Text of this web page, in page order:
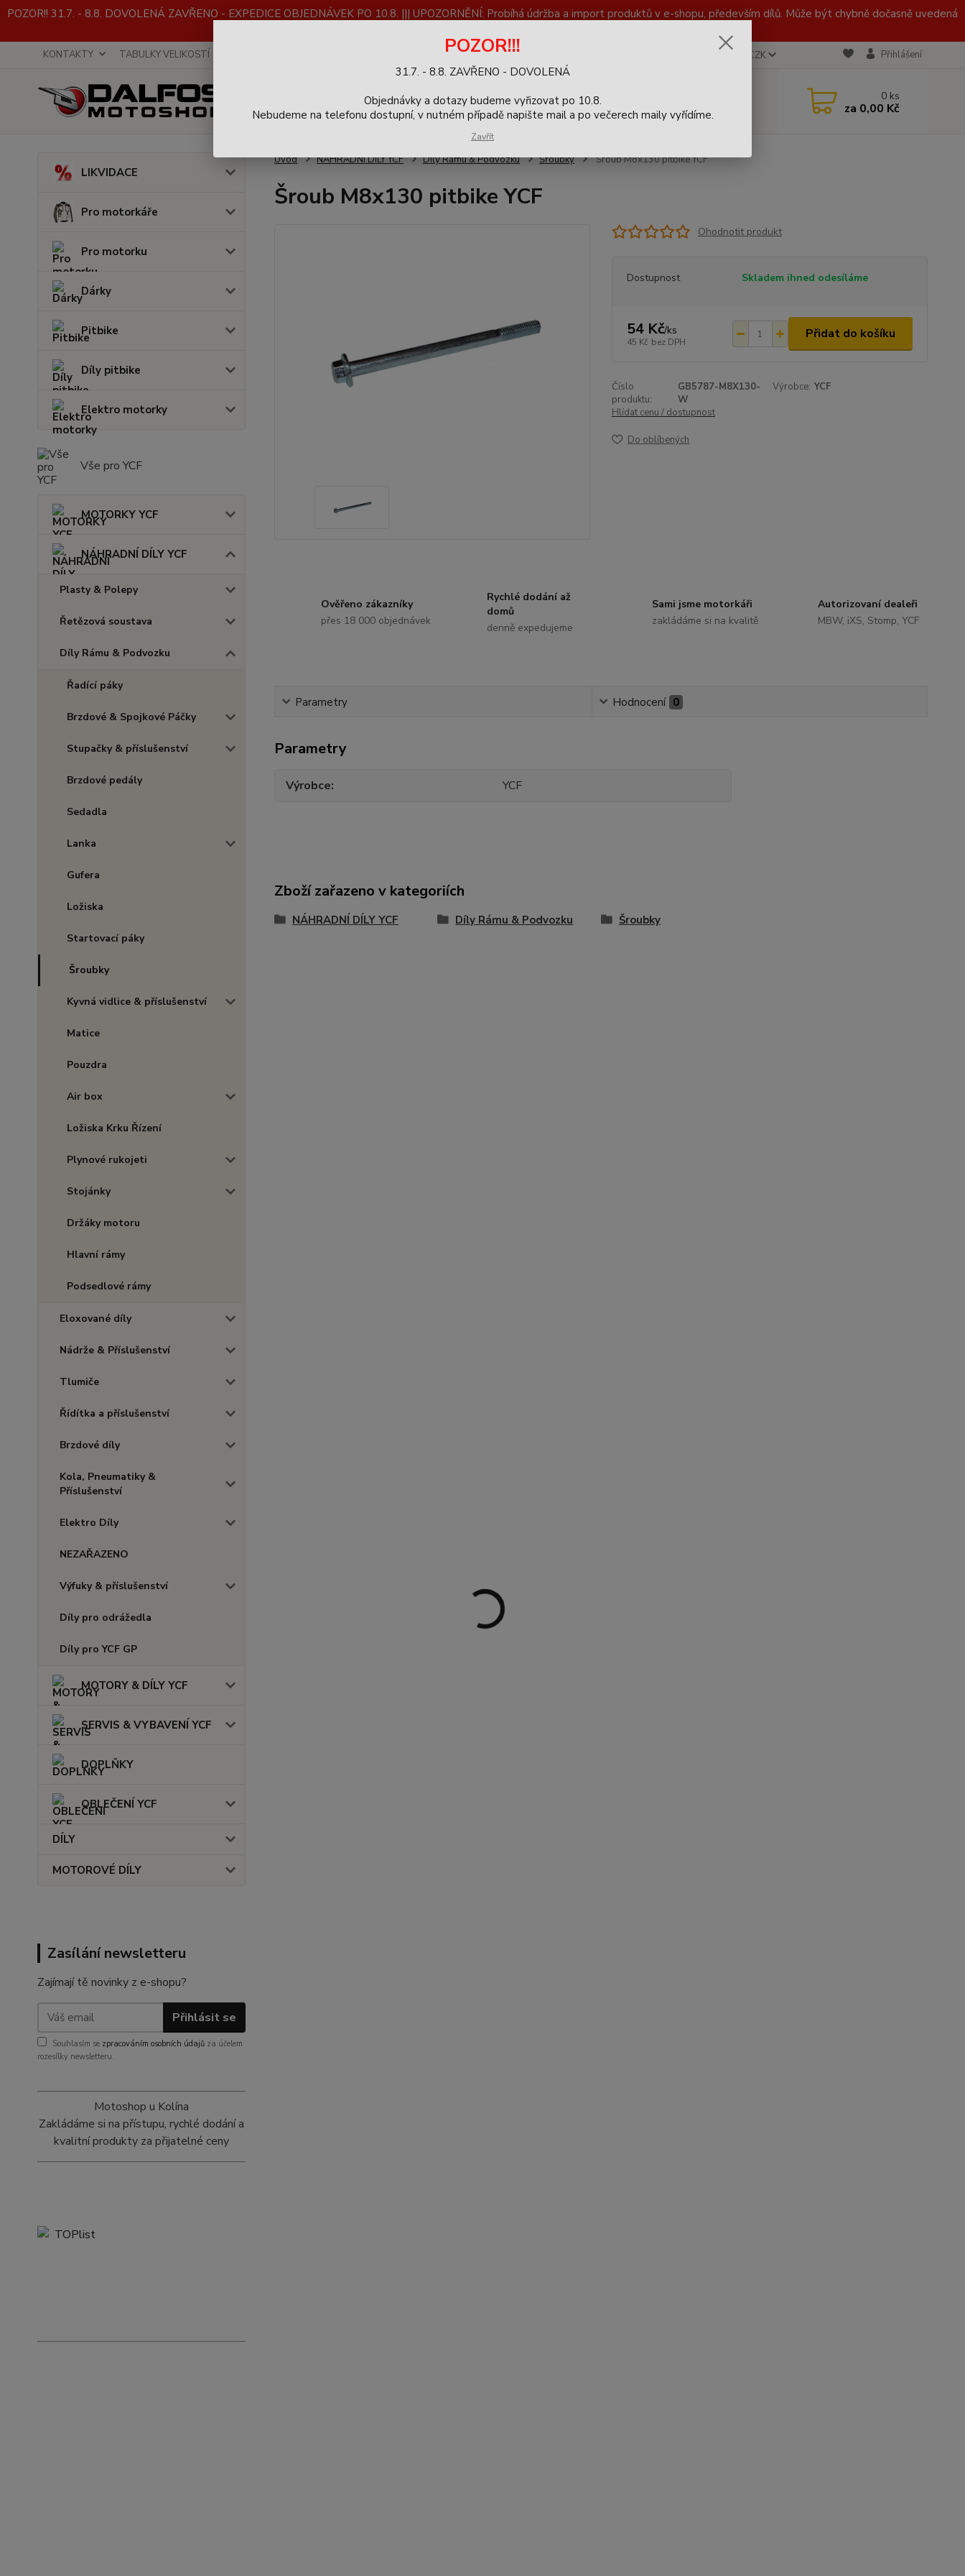
POZOR!! 31.7. - 8.8. DOVOLENÁ ZAVŘENO - EXPEDICE OBJEDNÁVEK PO 10.8. ||| UPOZORNĚNÍ: Probíhá údržba a import produktů v e-shopu, především dílů. Může být chybně dočasně uvedená
KONTAKTY TABULKY VELIKOSTÍ Zpětný odběr výrobků CZK Přihlášení
Hledat 9-16h
0 ks
za 0,00 Kč
LIKVIDACE
Pro motorkáře
Pro motorku
Dárky
Pitbike
Díly pitbike
Elektro motorky
Vše pro YCF
MOTORKY YCF
NÁHRADNÍ DÍLY YCF
Plasty & Polepy
Řetězová soustava
Díly Rámu & Podvozku
Řadící páky
Brzdové & Spojkové Páčky
Stupačky & příslušenství
Brzdové pedály
Sedadla
Lanka
Gufera
Ložiska
Startovací páky
Šroubky
Kyvná vidlice & příslušenství
Matice
Pouzdra
Air box
Ložiska Krku Řízení
Plynové rukojeti
Stojánky
Držáky motoru
Hlavní rámy
Podsedlové rámy
Eloxované díly
Nádrže & Příslušenství
Tlumiče
Řídítka a příslušenství
Brzdové díly
Kola, Pneumatiky &
Příslušenství
Elektro Díly
NEZAŘAZENO
Výfuky & příslušenství
Díly pro odrážedla
Díly pro YCF GP
MOTORY & DÍLY YCF
SERVIS & VYBAVENÍ YCF
DOPLŇKY
OBLEČENÍ YCF
DÍLY
MOTOROVÉ DÍLY
Zasílání newsletteru
Zajímají tě novinky z e-shopu?
Přihlásit se
Souhlasím se zpracováním osobních údajů za účelem
rozesílky newsletteru.
Motoshop u Kolína
Zakládáme si na přístupu, rychlé dodání a
kvalitní produkty za přijatelné ceny
Úvod NÁHRADNÍ DÍLY YCF Díly Rámu & Podvozku Šroubky Šroub M8x130 pitbike YCF
Šroub M8x130 pitbike YCF
Ohodnotit produkt
Dostupnost Skladem ihned odesíláme
54 Kč/ks
45 Kč bez DPH
Přidat do košíku
Číslo
produktu:
GB5787-M8X130-
W
Výrobce: YCF
Hlídat cenu / dostupnost
Do oblíbených
Ověřeno zákazníky
přes 18 000 objednávek
Rychlé dodání až
domů
denně expedujeme
Sami jsme motorkáři
zakládáme si na kvalitě
Autorizovaní dealeři
MBW, iXS, Stomp, YCF
Parametry Hodnocení 0
Parametry
Výrobce YCF
Zboží zařazeno v kategoriích
NÁHRADNÍ DÍLY YCF Díly Rámu & Podvozku Šroubky
POZOR!!!
31.7. - 8.8. ZAVŘENO - DOVOLENÁ
Objednávky a dotazy budeme vyřizovat po 10.8.
Nebudeme na telefonu dostupní, v nutném případě napište mail a po večerech maily vyřídíme.
Zavřít